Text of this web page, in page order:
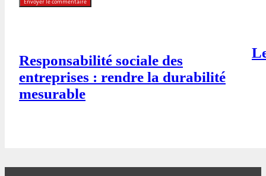
Responsabilité sociale des
entreprises : rendre la durabilité
mesurable